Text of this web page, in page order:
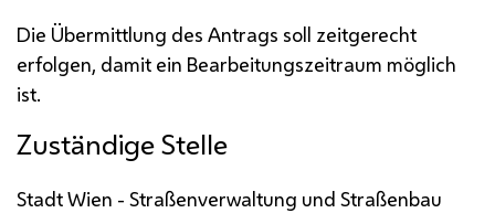
Die Übermittlung des Antrags soll zeitgerecht
erfolgen, damit ein Bearbeitungszeitraum möglich
ist.
Zuständige Stelle
Stadt Wien - Straßenverwaltung und Straßenbau